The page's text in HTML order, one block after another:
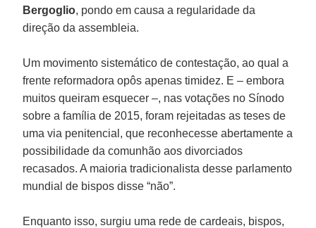
Bergoglio, pondo em causa a regularidade da
direção da assembleia.
Um movimento sistemático de contestação, ao qual a
frente reformadora opôs apenas timidez. E – embora
muitos queiram esquecer –, nas votações no Sínodo
sobre a família de 2015, foram rejeitadas as teses de
uma via penitencial, que reconhecesse abertamente a
possibilidade da comunhão aos divorciados
recasados. A maioria tradicionalista desse parlamento
mundial de bispos disse “não”.
Enquanto isso, surgiu uma rede de cardeais, bispos,